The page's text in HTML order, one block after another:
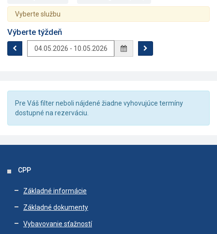
Vyberte službu
Výberte týždeň
Pre Váš filter neboli nájdené žiadne vyhovujúce termíny
dostupné na rezerváciu.
CPP
Základné informácie
Základné dokumenty
Vybavovanie sťažností